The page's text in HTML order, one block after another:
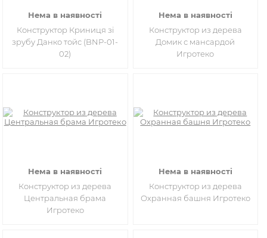
Нема в наявності
Конструктор Криниця зі
зрубу Данко тойс (BNP-01-
02)
Нема в наявності
Конструктор из дерева
Домик с мансардой
Игротеко
Нема в наявності
Конструктор из дерева
Центральная брама
Игротеко
Нема в наявності
Конструктор из дерева
Охранная башня Игротеко